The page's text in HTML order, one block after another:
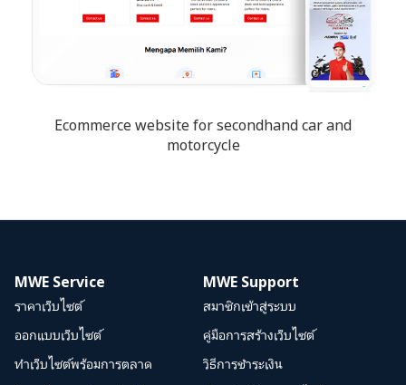
Ecommerce website for secondhand car and
motorcycle
MWE Service
ราคาเว็บไซต์
ออกแบบเว็บไซต์
ทำเว็บไซต์พร้อมการตลาด
MWE Support
สมาชิกเข้าสู่ระบบ
คู่มือการสร้างเว็บไซต์
วิธีการชำระเงิน